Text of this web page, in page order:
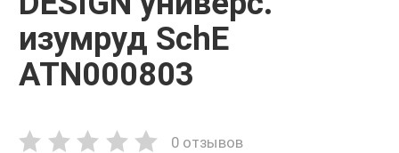
изумруд SchE
ATN000803
0 отзывов